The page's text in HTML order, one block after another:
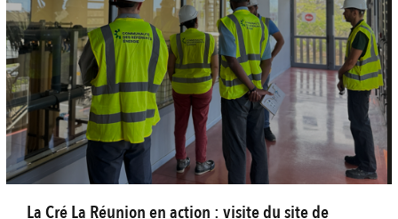
La Cré La Réunion en action : visite du site de